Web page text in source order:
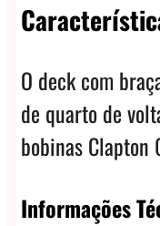
O deck com
de quarto de
bobinas Clapton
Informações